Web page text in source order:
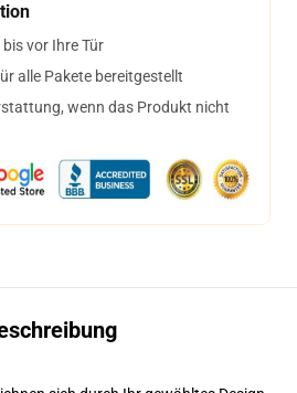
vor Ihre Tür
alle Pakete bereitgestellt
wenn das Produkt nicht